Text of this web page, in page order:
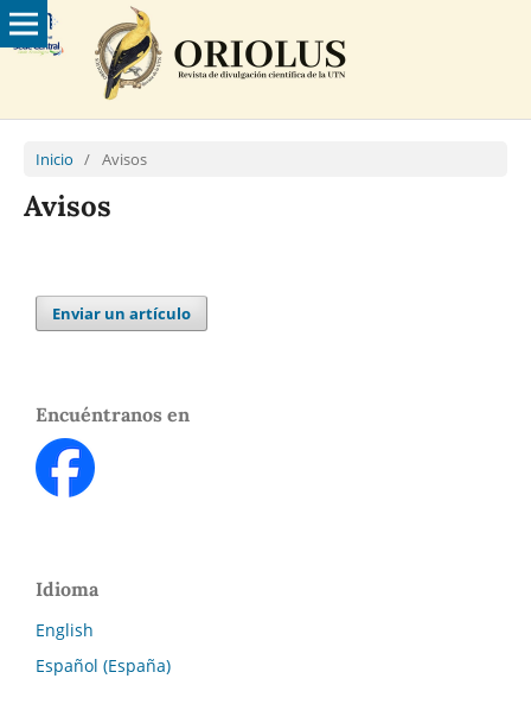
Inicio / Avisos
Avisos
Enviar un artículo
Encuéntranos en
Idioma
English
Español (España)